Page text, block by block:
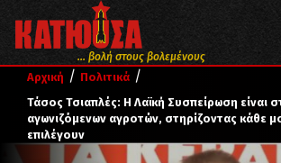
... βολή στους βολεμένους
Αρχική / Πολιτικά /
Τάσος Τσιαπλές: Η Λαϊκή Συσπείρωση είναι
αγωνιζόμενων αγροτών, στηρίζοντας κάθε
επιλέγουν